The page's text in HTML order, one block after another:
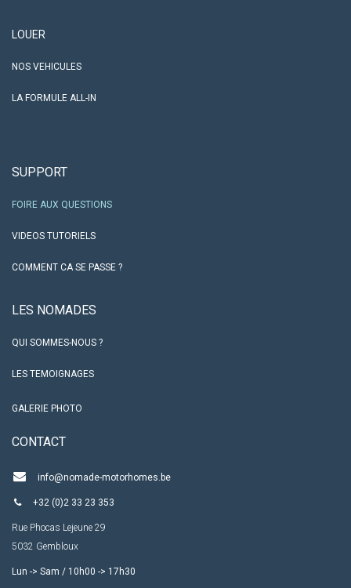
LOUER
NOS VEHICULES
LA FORMULE ALL-IN
SUPPORT
FOIRE AUX QUESTIONS
VIDEOS TUTORIELS
COMMENT CA SE PASSE ?
LES NO​MADES
QUI SOMMES-NOUS ?
LES TEMOIGNAGES
GALERIE PHOTO
CO​NTACT
info@nomade-motorhomes.be
+32 (0)2 33 23 353
Rue Phocas Lejeune 29
5032 Gembloux
Lun -> Sam / 10h00 -> 17h30